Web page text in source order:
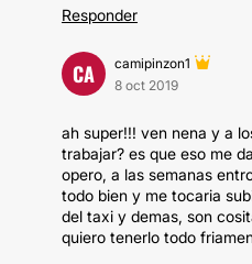
Responder
CA
camipinzon1
8 oct 2019
ah super!!! ven nena y a
trabajar? es que eso me
opero, a las semanas
todo bien y me tocaria
del taxi y demas, son
quiero tenerlo todo